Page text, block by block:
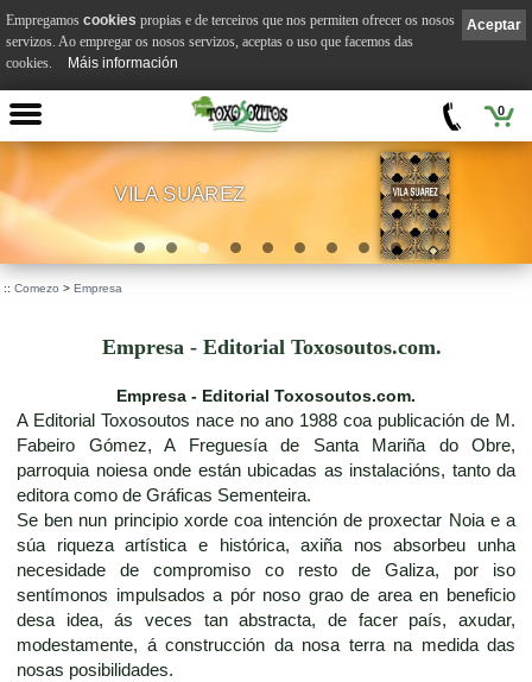
0
VILA SUÁREZ
:: Comezo > Empresa
Empresa - Editorial Toxosoutos.com.
Empresa - Editorial Toxosoutos.com.
A Editorial Toxosoutos nace no ano 1988 coa publicación de M.
Fabeiro Gómez, A Freguesía de Santa Mariña do Obre,
parroquia noiesa onde están ubicadas as instalacións, tanto da
editora como de Gráficas Sementeira.
Se ben nun principio xorde coa intención de proxectar Noia e a
súa riqueza artística e histórica, axiña nos absorbeu unha
necesidade de compromiso co resto de Galiza, por iso
sentímonos impulsados a pór noso grao de area en beneficio
desa idea, ás veces tan abstracta, de facer país, axudar,
modestamente, á construcción da nosa terra na medida das
nosas posibilidades.
Aceptar
Empregamos cookies propias e de terceiros que nos permiten ofrecer os nosos
servizos. Ao empregar os nosos servizos, aceptas o uso que facemos das
cookies.
Máis información